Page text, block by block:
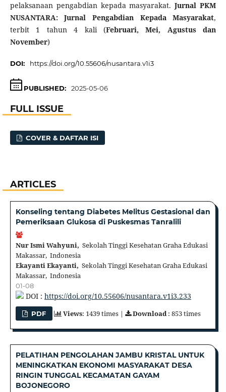
pelaksanaan pengabdian kepada masyarakat.Jurnal PKM
NUSANTARA: Jurnal Pengabdian Kepada Masyarakat,
terbit 1 tahun 4 kali (Februari, Mei, Agustus dan
November)
DOI: https://doi.org/10.55606/nusantara.v1i3
PUBLISHED: 2025-05-06
FULL ISSUE
COVER & DAFTAR ISI
ARTICLES
Konseling tentang Diabetes Melitus Gestasional dan
Pemeriksaan Glukosa di Puskesmas Tanralili
Nur Ismi Wahyuni, Sekolah Tinggi Kesehatan Graha Edukasi
Makassar, Indonesia
Ekayanti Ekayanti, Sekolah Tinggi Kesehatan Graha Edukasi
Makassar, Indonesia
01-08
DOI : https://doi.org/10.55606/nusantara.v1i3.233
PDF Views: 1439 times | Download: 853 times
PELATIHAN PENGOLAHAN JAMBU KRISTAL UNTUK
MENINGKATKAN EKONOMI MASYARAKAT DESA
RINGIN TUNGGAL KECAMATAN GAYAM
BOJONEGORO